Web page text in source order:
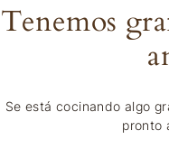
Tenemos
Se está cocinando algo
pronto